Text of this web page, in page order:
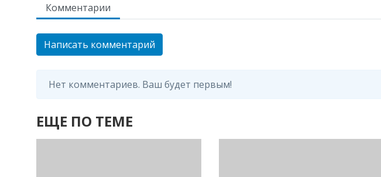
Комментарии
Написать комментарий
Нет комментариев. Ваш будет первым!
ЕЩЕ ПО ТЕМЕ